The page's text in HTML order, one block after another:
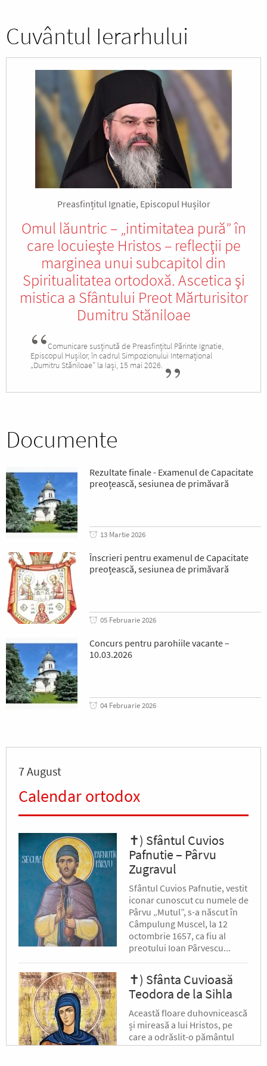
Cuvântul Ierarhului
Preasfințitul Ignatie, Episcopul Hușilor
Omul lăuntric – „intimitatea pură” în
care locuieşte Hristos – reflecţii pe
marginea unui subcapitol din
Spiritualitatea ortodoxă. Ascetica şi
mistica a Sfântului Preot Mărturisitor
Dumitru Stăniloae
Comunicare susținută de Preasfințitul Părinte Ignatie,
Episcopul Hușilor, în cadrul Simpozionului Internațional
„Dumitru Stăniloae” la Iași, 15 mai 2026.
Documente
Rezultate finale - Examenul de Capacitate
preoțească, sesiunea de primăvară
13 Martie 2026
Înscrieri pentru examenul de Capacitate
preoțească, sesiunea de primăvară
05 Februarie 2026
Concurs pentru parohiile vacante –
10.03.2026
04 Februarie 2026
7 August
Calendar ortodox
✝) Sfântul Cuvios
Pafnutie – Pârvu
Zugravul
Sfântul Cuvios Pafnutie, vestit
iconar cunoscut cu numele de
Pârvu „Mutul”, s-a născut în
Câmpulung Muscel, la 12
octombrie 1657, ca fiu al
preotului Ioan Pârvescu...
✝) Sfânta Cuvioasă
Teodora de la Sihla
Această floare duhovnicească
și mireasă a lui Hristos, pe
care a odrăslit-o pământul
binecuvântat al Moldovei, s-a